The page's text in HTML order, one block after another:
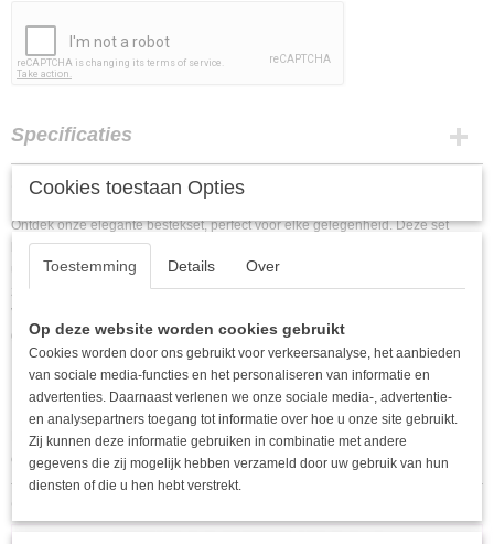
Specificaties
EAN code
8718964205523
Omschrijving
Ontdek onze elegante bestekset, perfect voor elke gelegenheid. Deze set
bevat verfijnde zwarte en gouden lepels, Vorken en messen die een luxe
uitstraling aan uw tafelsetting geven. Gemaakt van hoogwaardig materiaal, zijn
ze niet alleen stijlvol, maar ook duurzaam en gemakkelijk te onderhouden.
Voeg een vleugje glamour toe aan uw dinermomenten en maak indruk op uw
gasten met deze prachtige combinatie van kleuren en design.
Stijlvol, goudkleurig ontwerp
Vaatwasmachinebestendig
Deze stijlvolle 16-delige bestekset bevat: 4 x messen, 4 x vorken, 4 x eetlepels
en 4 x dessertlepels.
Cookies toestaan Opties
Toestemming Details Over
Op deze website worden cookies gebruikt
Cookies worden door ons gebruikt voor verkeersanalyse, het aanbieden
van sociale media-functies en het personaliseren van informatie en
advertenties. Daarnaast verlenen we onze sociale media-, advertentie-
en analysepartners toegang tot informatie over hoe u onze site gebruikt.
Zij kunnen deze informatie gebruiken in combinatie met andere
gegevens die zij mogelijk hebben verzameld door uw gebruik van hun
diensten of die u hen hebt verstrekt.